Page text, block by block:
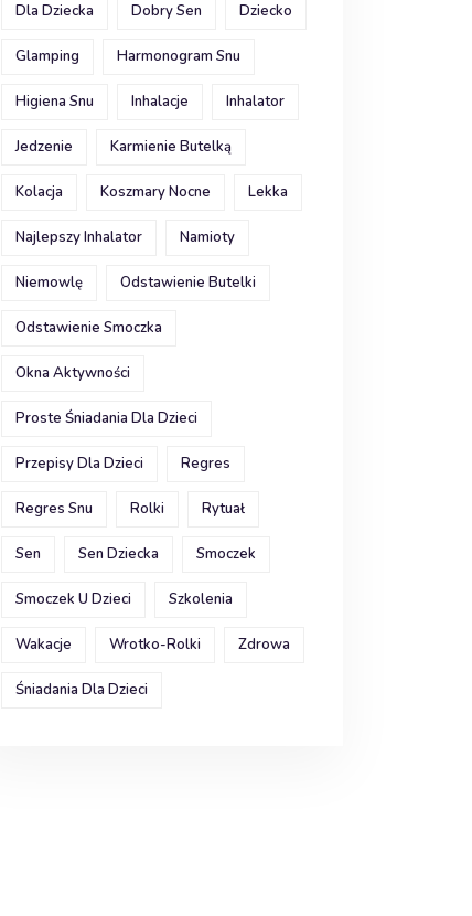
Dla Dziecka Dobry Sen Dziecko
Glamping Harmonogram Snu
Higiena Snu Inhalacje Inhalator
Jedzenie Karmienie Butelką
Kolacja Koszmary Nocne Lekka
Najlepszy Inhalator Namioty
Niemowlę Odstawienie Butelki
Odstawienie Smoczka
Okna Aktywności
Proste Śniadania Dla Dzieci
Przepisy Dla Dzieci Regres
Regres Snu Rolki Rytuał
Sen Sen Dziecka Smoczek
Smoczek U Dzieci Szkolenia
Wakacje Wrotko-Rolki Zdrowa
Śniadania Dla Dzieci